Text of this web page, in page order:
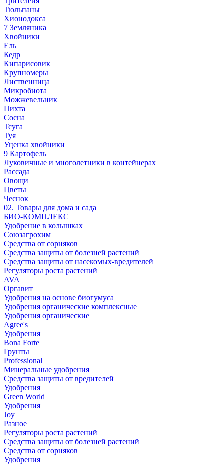
Тюльпаны
Хионодокса
7 Земляника
Хвойники
Ель
Кедр
Кипарисовик
Крупномеры
Лиственница
Микробиота
Можжевельник
Пихта
Сосна
Тсуга
Туя
Уценка хвойники
9 Картофель
Луковичные и многолетники в контейнерах
Рассада
Овощи
Цветы
Чеснок
02. Товары для дома и сада
БИО-КОМПЛЕКС
Удобрение в колышках
Союзагрохим
Средства от сорняков
Средства защиты от болезней растений
Средства защиты от насекомых-вредителей
Регуляторы роста растений
AVA
Оргавит
Удобрения на основе биогумуса
Удобрения органические комплексные
Удобрения органические
Agree's
Удобрения
Bona Forte
Грунты
Professional
Минеральные удобрения
Средства защиты от вредителей
Удобрения
Green World
Удобрения
Joy
Разное
Регуляторы роста растений
Средства защиты от болезней растений
Средства от сорняков
Удобрения